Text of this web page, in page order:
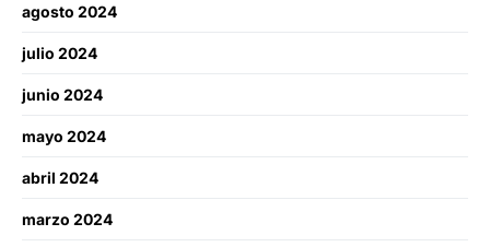
agosto 2024
julio 2024
junio 2024
mayo 2024
abril 2024
marzo 2024